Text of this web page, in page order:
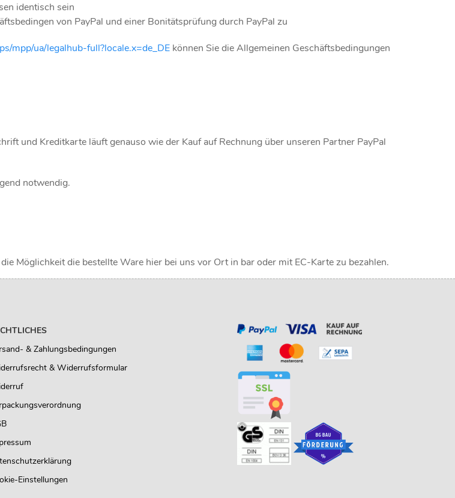
identisch sein
von PayPal und einer Bonitätsprüfung durch PayPal zu
mpp/ua/legalhub-full?locale.x=de_DE können Sie die Allgemeinen Geschäftsbedingungen
und Kreditkarte läuft genauso wie der Kauf auf Rechnung über unseren Partner PayPal
notwendig.
Möglichkeit die bestellte Ware hier bei uns vor Ort in bar oder mit EC-Karte zu bezahlen.
& Zahlungsbedingungen
& Widerrufsformular
Einstellungen